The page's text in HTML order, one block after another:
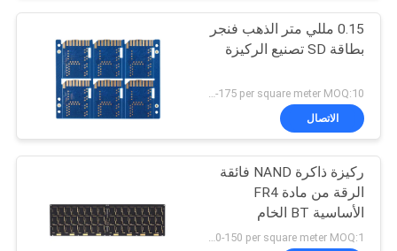
أخبار
اطلب
اقتباس
خريطة
الموقع
0.15 مللي متر الذهب فنجر
بطاقة SD تصنيع الركيزة
US 160-175 per square meter MOQ:10 متر مربع
الاتصال
ركيزة ذاكرة NAND فائقة
الرقة من مادة FR4
الأساسية BT الخام
US 120-150 per square meter MOQ:1 متر مربع